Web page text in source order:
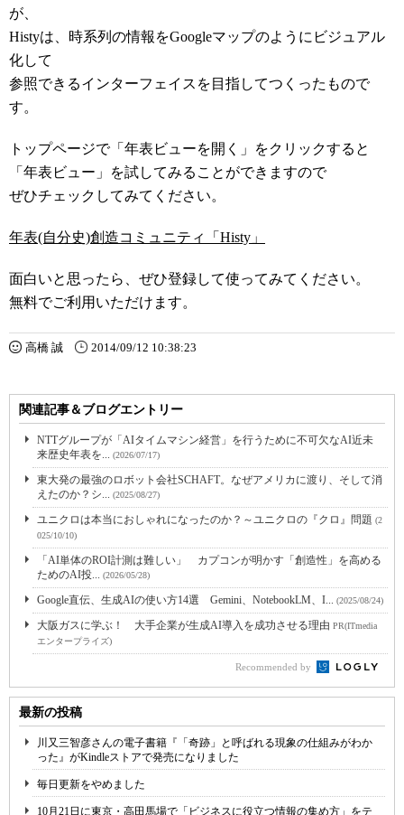
が、
Histyは、時系列の情報をGoogleマップのようにビジュアル
化して
参照できるインターフェイスを目指してつくったもので
す。
トップページで「年表ビューを開く」をクリックすると
「年表ビュー」を試してみることができますので
ぜひチェックしてみてください。
年表(自分史)創造コミュニティ「Histy」
面白いと思ったら、ぜひ登録して使ってみてください。
無料でご利用いただけます。
高橋 誠 2014/09/12 10:38:23
関連記事＆ブログエントリー
NTTグループが「AIタイムマシン経営」を行うために不可欠なAI近未
来歴史年表を... (2026/07/17)
東大発の最強のロボット会社SCHAFT。なぜアメリカに渡り、そして消
えたのか？シ... (2025/08/27)
ユニクロは本当におしゃれになったのか？～ユニクロの『クロ』問題 (2
025/10/10)
「AI単体のROI計測は難しい」 カプコンが明かす「創造性」を高める
ためのAI投... (2026/05/28)
Google直伝、生成AIの使い方14選 Gemini、NotebookLM、I... (2025/08/24)
大阪ガスに学ぶ！ 大手企業が生成AI導入を成功させる理由 PR(ITmedia
エンタープライズ)
Recommended by
最新の投稿
川又三智彦さんの電子書籍『「奇跡」と呼ばれる現象の仕組みがわか
った』がKindleストアで発売になりました
毎日更新をやめました
10月21日に東京・高田馬場で「ビジネスに役立つ情報の集め方」をテ